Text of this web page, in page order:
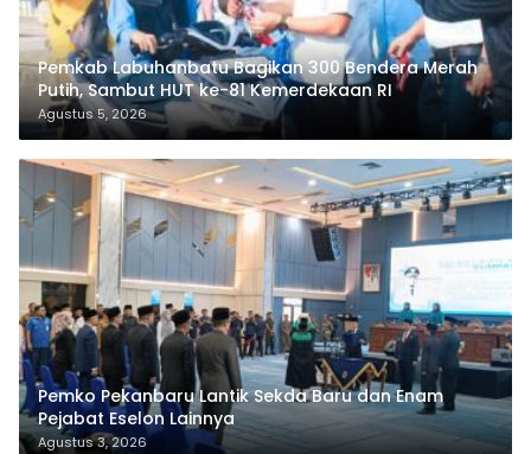
Pemkab Labuhanbatu Bagikan 300 Bendera Merah
Putih, Sambut HUT ke-81 Kemerdekaan RI
Agustus 5, 2026
Pemko Pekanbaru Lantik Sekda Baru dan Enam
Pejabat Eselon Lainnya
Agustus 3, 2026